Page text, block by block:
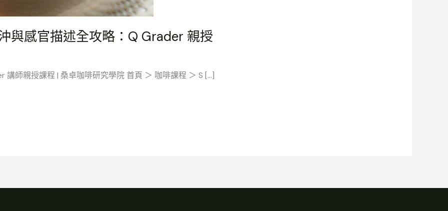
與感官描述全攻略：Q Grader 親授
講師親授課程 | 桑卓咖啡研究學院 首頁 ＞ 咖啡課程 ＞ S […]